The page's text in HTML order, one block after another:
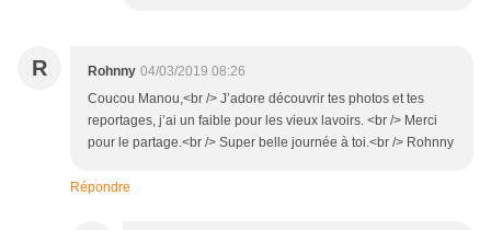
R Rohnny 04/03/2019 08:26
Coucou Manou,<br /> J’adore découvrir tes photos et tes
reportages, j’ai un faible pour les vieux lavoirs. <br /> Merci
pour le partage.<br /> Super belle journée à toi.<br /> Rohnny
Répondre